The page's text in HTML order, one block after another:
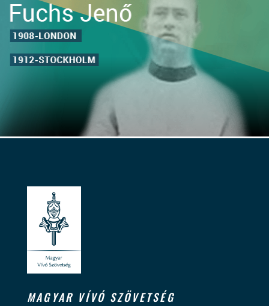
MAGYAR VÍVÓ SZÖVETSÉG